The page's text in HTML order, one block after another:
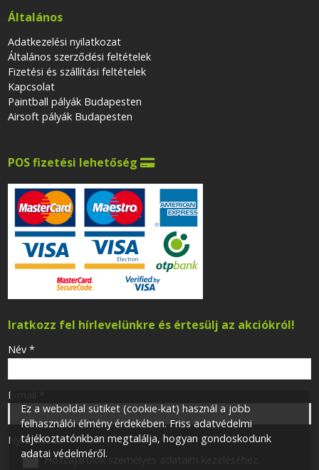
Általános
Adatkezelési nyilatkozat
Általános szerződési feltételek
Fizetési és szállítási feltételek
Kapcsolat
Paintball pályák Budapesten
Airsoft pályák Budapesten
POS fizetési lehetőség 
Iratkozz fel hírlevelünkre és értesülj az akciókról!
-
-
-
Név *
E-mail
Nyilatkozat*
Hozzájárulok személyes adataim kezeléséhez.
Ez a weboldal sütiket (cookie-kat) használ a jobb
felhasználói élmény érdekében. Friss adatvédelmi
tájékoztatónkban megtalálja, hogyan gondoskodunk
adatai védelméről.